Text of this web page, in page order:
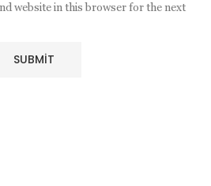
website in this browser for the next